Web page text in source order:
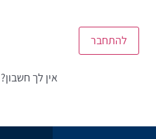
להתחבר
אין לך חשבון?